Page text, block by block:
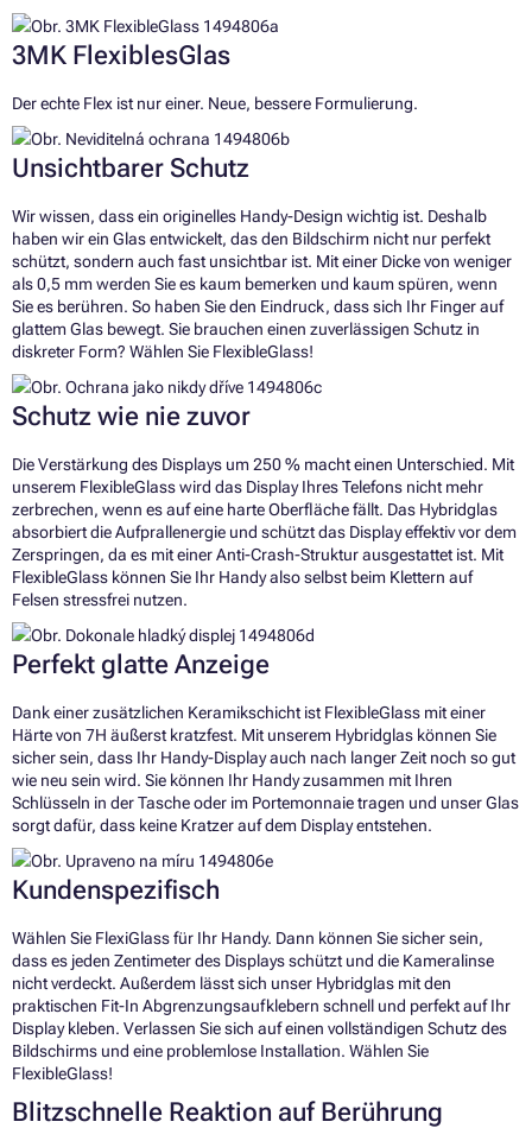
3MK FlexiblesGlas
Der echte Flex ist nur einer. Neue, bessere Formulierung.
Unsichtbarer Schutz
Wir wissen, dass ein originelles Handy-Design wichtig ist. Deshalb
haben wir ein Glas entwickelt, das den Bildschirm nicht nur perfekt
schützt, sondern auch fast unsichtbar ist. Mit einer Dicke von weniger
als 0,5 mm werden Sie es kaum bemerken und kaum spüren, wenn
Sie es berühren. So haben Sie den Eindruck, dass sich Ihr Finger auf
glattem Glas bewegt. Sie brauchen einen zuverlässigen Schutz in
diskreter Form? Wählen Sie FlexibleGlass!
Schutz wie nie zuvor
Die Verstärkung des Displays um 250 % macht einen Unterschied. Mit
unserem FlexibleGlass wird das Display Ihres Telefons nicht mehr
zerbrechen, wenn es auf eine harte Oberfläche fällt. Das Hybridglas
absorbiert die Aufprallenergie und schützt das Display effektiv vor dem
Zerspringen, da es mit einer Anti-Crash-Struktur ausgestattet ist. Mit
FlexibleGlass können Sie Ihr Handy also selbst beim Klettern auf
Felsen stressfrei nutzen.
Perfekt glatte Anzeige
Dank einer zusätzlichen Keramikschicht ist FlexibleGlass mit einer
Härte von 7H äußerst kratzfest. Mit unserem Hybridglas können Sie
sicher sein, dass Ihr Handy-Display auch nach langer Zeit noch so gut
wie neu sein wird. Sie können Ihr Handy zusammen mit Ihren
Schlüsseln in der Tasche oder im Portemonnaie tragen und unser Glas
sorgt dafür, dass keine Kratzer auf dem Display entstehen.
Kundenspezifisch
Wählen Sie FlexiGlass für Ihr Handy. Dann können Sie sicher sein,
dass es jeden Zentimeter des Displays schützt und die Kameralinse
nicht verdeckt. Außerdem lässt sich unser Hybridglas mit den
praktischen Fit-In Abgrenzungsaufklebern schnell und perfekt auf Ihr
Display kleben. Verlassen Sie sich auf einen vollständigen Schutz des
Bildschirms und eine problemlose Installation. Wählen Sie
FlexibleGlass!
Blitzschnelle Reaktion auf Berührung